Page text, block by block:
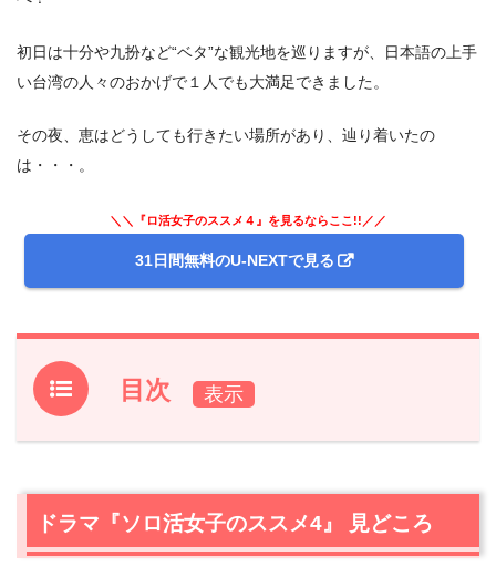
初日は十分や九扮など“ベタ”な観光地を巡りますが、日本語の上手
い台湾の人々のおかげで１人でも大満足できました。
その夜、恵はどうしても行きたい場所があり、辿り着いたの
は・・・。
＼＼『ロ活女子のススメ４』を見るならここ!!／／
31日間無料のU-NEXTで見る
目次
1.ドラマ『ソロ活女子のススメ4』 見どころ
話あらすじと感想
2.1バースデーソロ活
ドラマ『ソロ活女子のススメ4』 見どころ